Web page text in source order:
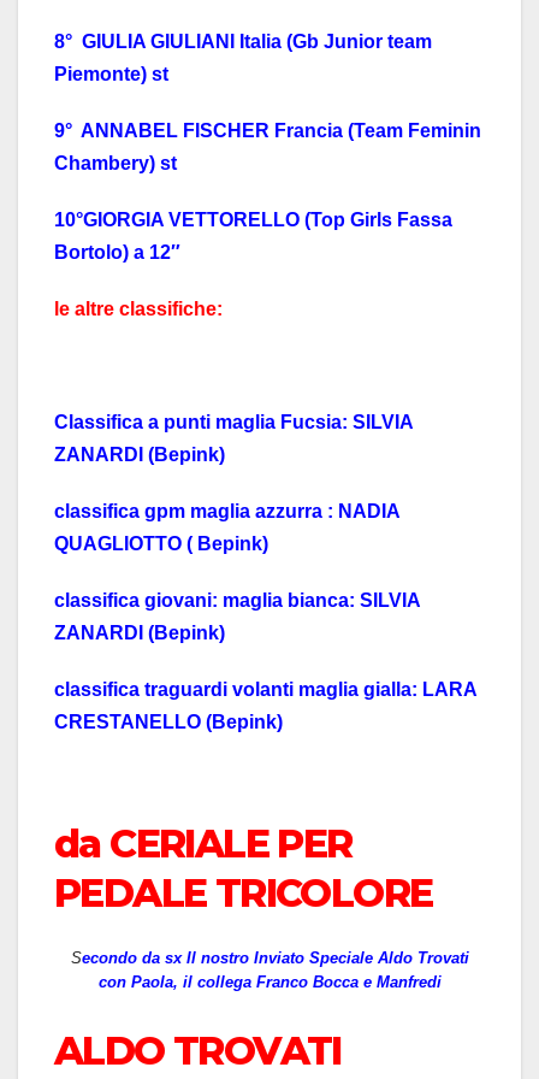
8° GIULIA GIULIANI Italia (Gb Junior team
Piemonte) st
9° ANNABEL FISCHER Francia (Team Feminin
Chambery) st
10°GIORGIA VETTORELLO (Top Girls Fassa
Bortolo) a 12″
le altre classifiche:
Classifica a punti maglia Fucsia: SILVIA
ZANARDI (Bepink)
classifica gpm maglia azzurra : NADIA
QUAGLIOTTO ( Bepink)
classifica giovani: maglia bianca: SILVIA
ZANARDI (Bepink)
classifica traguardi volanti maglia gialla: LARA
CRESTANELLO (Bepink)
da CERIALE PER
PEDALE TRICOLORE
Secondo da sx Il nostro Inviato Speciale Aldo Trovati
con Paola, il collega Franco Bocca e Manfredi
ALDO TROVATI